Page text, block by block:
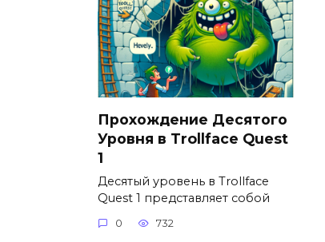
Прохождение Десятого
Уровня в Trollface Quest
1
Десятый уровень в Trollface
Quest 1 представляет собой
0 732